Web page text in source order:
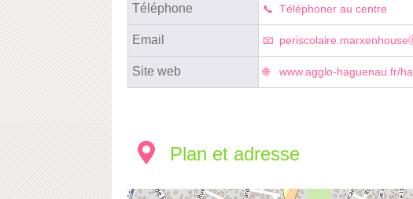
Téléphone Téléphoner au centre
Email
Site web www.agglo-haguenau.fr/
Plan et adresse